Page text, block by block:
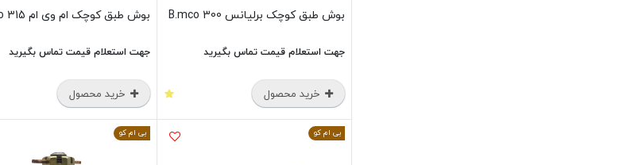
بوش طبق کوچک برلیانس 300 B.mco
جهت استعلام قیمت تماس بگیرید
خرید محصول
بوش طبق کوچک ام وی ام 315 B.mco
جهت استعلام قیمت تماس بگیرید
خرید محصول
بی ام کو بی ام کو